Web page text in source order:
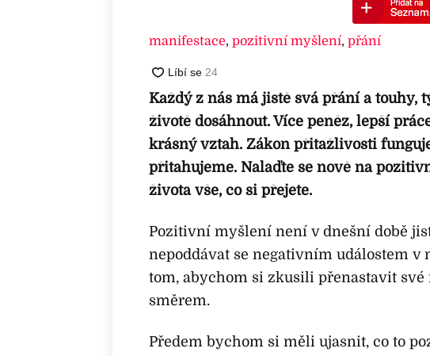
manifestace, pozitivní myšlení, přání
Každý z nás má jistě svá přání a touhy,
životě dosáhnout. Více peněz, lepší
krásný vztah. Zákon přitažlivosti
přitahujeme. Nalaďte se nově na
života vše, co si přejete.
Pozitivní myšlení není v dnešní době
nepoddávat se negativním událostem v
tom, abychom si zkusili přenastavit
směrem.
Předem bychom si měli ujasnit, co to